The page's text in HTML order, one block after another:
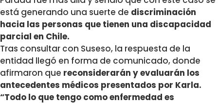
está generando una suerte de discriminación
hacia las personas que tienen una discapacidad
parcial en Chile.
Tras consultar con Suseso, la respuesta de la
entidad llegó en forma de comunicado, donde
afirmaron que reconsiderarán y evaluarán los
antecedentes médicos presentados por Karla.
“Todo lo que tengo como enfermedad es